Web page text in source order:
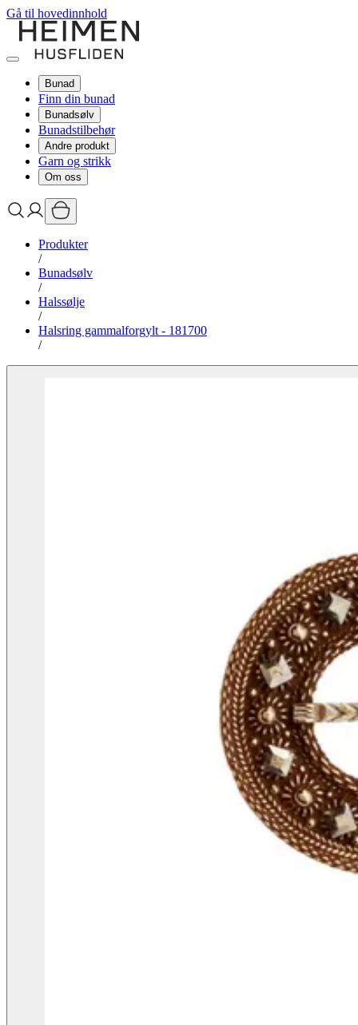
Gå til hovedinnhold
Bunad
Finn din bunad
Bunadsølv
Bunadstilbehør
Andre produkt
Garn og strikk
Om oss
Produkter
/
Bunadsølv
/
Halssølje
/
Halsring gammalforgylt - 181700
/